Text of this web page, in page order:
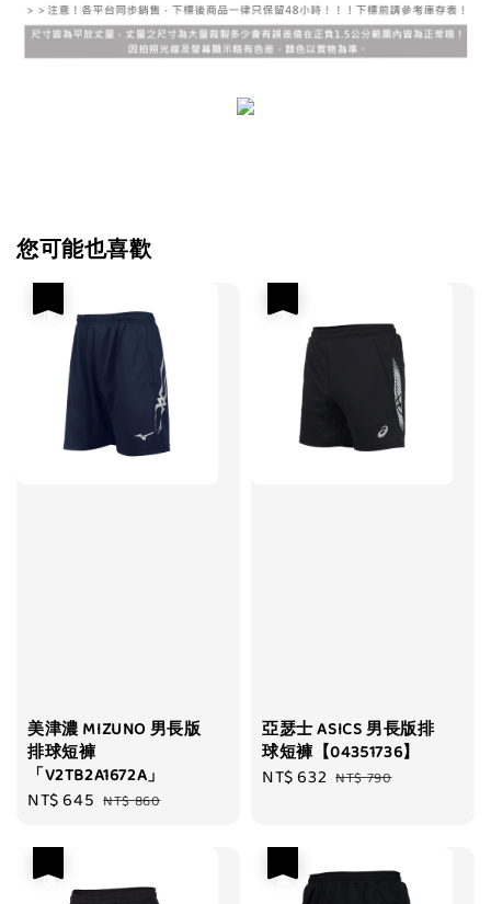
您可能也喜歡
美津濃 MIZUNO 男長版
排球短褲
「V2TB2A1672A」
Sale
NT$ 645 Regular
NT$ 860
亞瑟士 ASICS 男長版排
球短褲【04351736】
Sale
NT$ 632 Regular
NT$ 790